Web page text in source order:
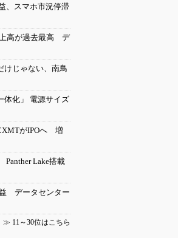
、スマホ市況停滞
高が過去最高 デ
じゃない、南鳥
体化」 電源サイズ
がIPOへ 増
Panther Lake搭載
データセンター
≫ 11～30位はこちら